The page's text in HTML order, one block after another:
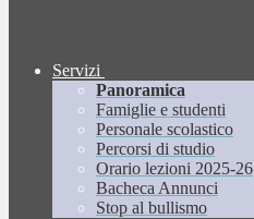
Servizi
Panoramica
Famiglie e studenti
Personale scolastico
Percorsi di studio
Orario lezioni 2025-26
Bacheca Annunci
Stop al bullismo